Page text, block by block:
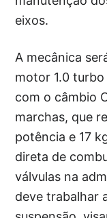
eixos.
A mecânica
motor 1.0
com o câmbio
marchas, que
potência e 17
direta de
válvulas na
deve trabalhar